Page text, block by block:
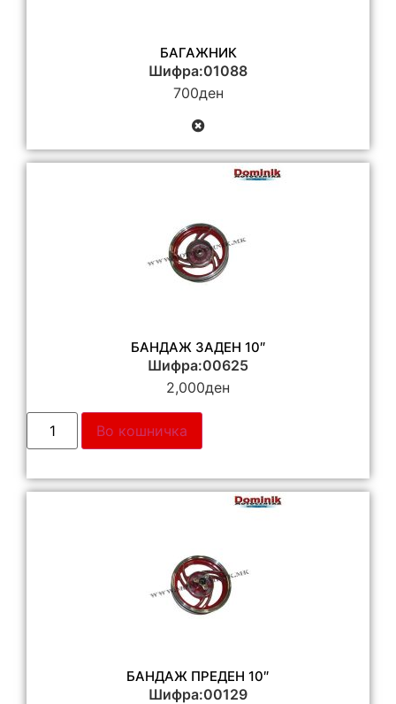
БАГАЖНИК
Шифра:01088
700ден
БАНДАЖ ЗАДЕН 10″
Шифра:00625
2,000ден
Во кошничка
БАНДАЖ ПРЕДЕН 10″
Шифра:00129